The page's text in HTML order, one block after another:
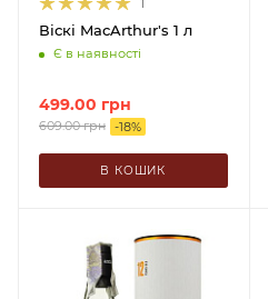
1
Віскі MacArthur's 1 л
Є в наявності
499.00 грн
609.00грн -18%
В КОШИК